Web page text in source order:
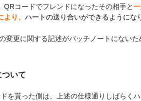
QRコードでフレンドになったその相手と
り、 ハートの送り合いができるようにな
変更に関する記述がパッチノートにないた
ついて
を貰った側は、上述の仕様通りしばらく